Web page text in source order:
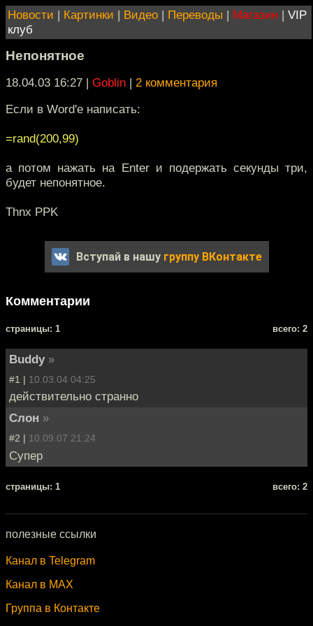
Новости | Картинки | Видео | Переводы | Магазин | VIP
клуб
Непонятное
18.04.03 16:27 | Goblin | 2 комментария
Если в Word'e написать:
=rand(200,99)
а потом нажать на Enter и подержать секунды три,
будет непонятное.
Thnx PPK
Вступай в нашу группу ВКонтакте
Комментарии
cтраницы: 1 всего: 2
Buddy »
#1 | 10.03.04 04:25
действительно странно
Слон »
#2 | 10.09.07 21:24
Супер
cтраницы: 1 всего: 2
полезные ссылки
Канал в Telegram
Канал в MAX
Группа в Контакте